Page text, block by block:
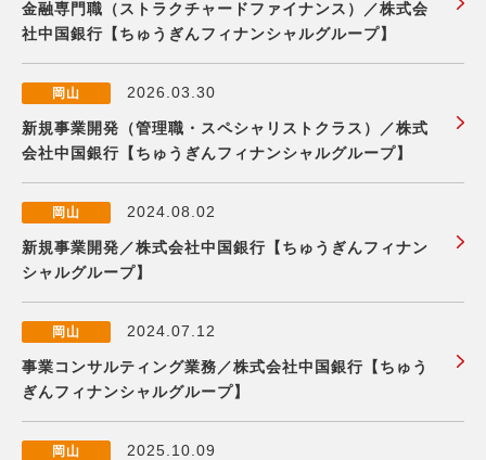
金融専門職（ストラクチャードファイナンス）／株式会
社中国銀行【ちゅうぎんフィナンシャルグループ】
岡山 2026.03.30
新規事業開発（管理職・スペシャリストクラス）／株式
会社中国銀行【ちゅうぎんフィナンシャルグループ】
岡山 2024.08.02
新規事業開発／株式会社中国銀行【ちゅうぎんフィナン
シャルグループ】
岡山 2024.07.12
事業コンサルティング業務／株式会社中国銀行【ちゅう
ぎんフィナンシャルグループ】
岡山 2025.10.09